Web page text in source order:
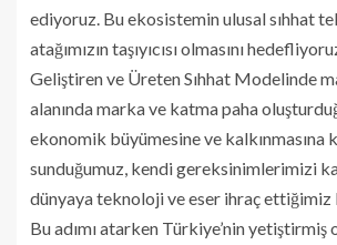
ediyoruz. Bu ekosistemin ulusal sıhhat
atağımızın taşıyıcısı olmasını
Geliştiren ve Üreten Sıhhat Modelinde
alanında marka ve katma paha
ekonomik büyümesine ve kalkınmasına
sunduğumuz, kendi gereksinimlerimizi
dünyaya teknoloji ve eser ihraç ettiğimiz
Bu adımı atarken Türkiye’nin yetiştirmiş